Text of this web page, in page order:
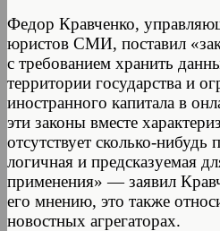
Федор Кравченко,
юристов СМИ, поставил
с требованием хранить
территории государства и
иностранного капитала в
эти законы вместе
отсутствует сколько-нибудь
логичная и предсказуемая
применения» — заявил
его мнению, это также
новостных агрегаторах.